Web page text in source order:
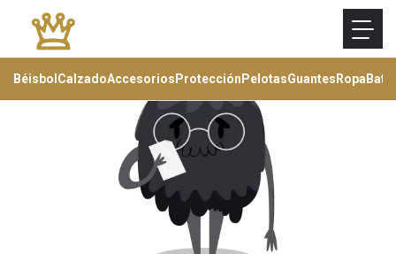
Béisbol CalzadoAccesorios Protección PelotasGuantes Ropa Bats